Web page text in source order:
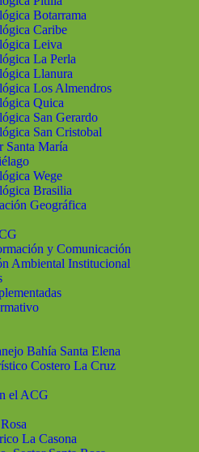
Botarrama
Caribe
Leiva
La Perla
Llanura
Los Almendros
Quica
San Gerardo
San Cristobal
Santa María
Wege
Brasilia
Geográfica
y Comunicación
Ambiental Institucional
Bahía Santa Elena
Costero La Cruz
el ACG
La Casona